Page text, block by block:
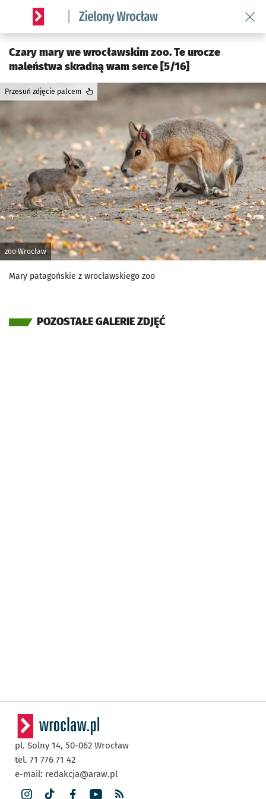
Serwis informacyjny wroclaw.pl podserwis: Środowisko we
Czary mary we wrocławskim zoo. Te urocze
maleństwa skradną wam serce [5/16]
zoo Wrocław
Przesuń zdjęcie palcem
Mary patagońskie z wrocławskiego zoo
POZOSTAŁE GALERIE ZDJĘĆ
pl. Solny 14, 50-062 Wrocław
tel. 71 776 71 42
e-mail: redakcja@araw.pl